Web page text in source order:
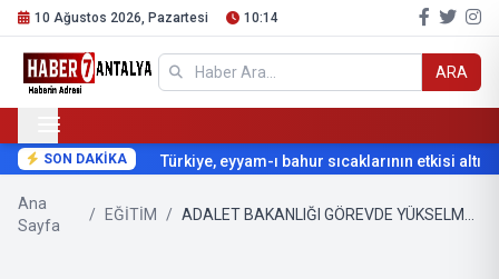
10 Ağustos 2026, Pazartesi 10:14
ARA
SON DAKİKA Türkiye, eyyam-ı bahur sıcaklarının etkisi altına
Ana
Sayfa
/ EĞİTİM /